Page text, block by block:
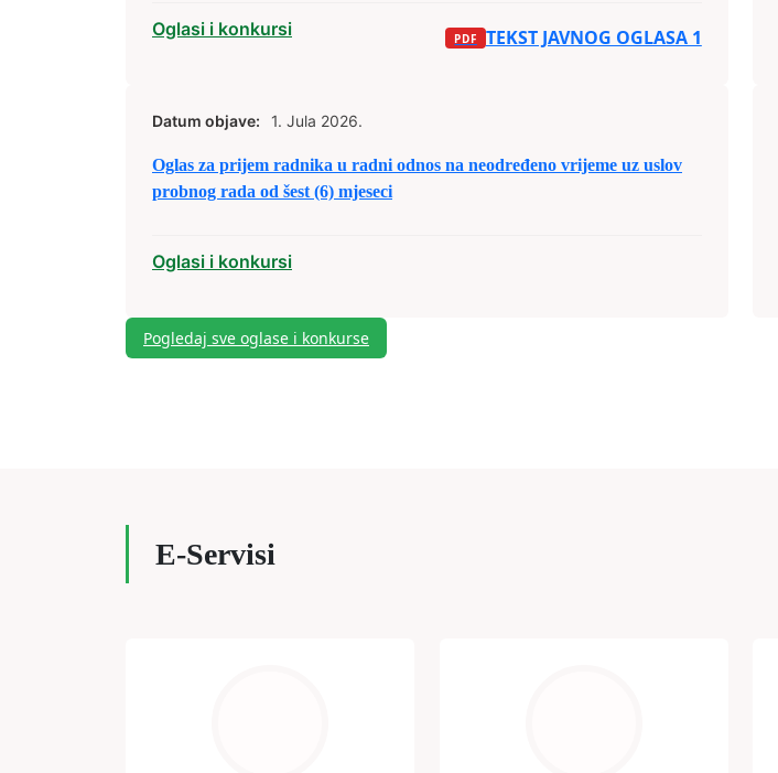
Oglasi i konkursi TEKST JAVNOG OGLASA 1
Datum objave: 1. Jula 2026.
Oglas za prijem radnika u radni odnos na neodređeno vrijeme uz uslov
probnog rada od šest (6) mjeseci
Oglasi i konkursi
Pogledaj sve oglase i konkurse
E-Servisi